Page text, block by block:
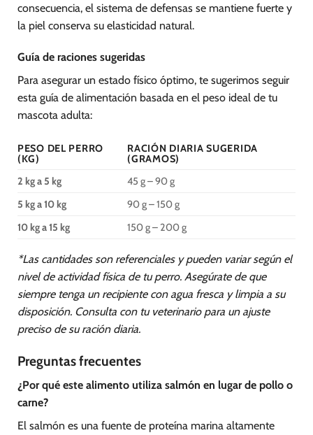
consecuencia, el sistema de defensas se mantiene fuerte y
la piel conserva su elasticidad natural.
Guía de raciones sugeridas
Para asegurar un estado físico óptimo, te sugerimos seguir
esta guía de alimentación basada en el peso ideal de tu
mascota adulta:
PESO DEL PERRO
(KG)
RACIÓN DIARIA SUGERIDA
(GRAMOS)
2 kg a 5 kg
45 g – 90 g
5 kg a 10 kg
90 g – 150 g
10 kg a 15 kg
150 g – 200 g
*Las cantidades son referenciales y pueden variar según el
nivel de actividad física de tu perro. Asegúrate de que
siempre tenga un recipiente con agua fresca y limpia a su
disposición. Consulta con tu veterinario para un ajuste
preciso de su ración diaria.
Preguntas frecuentes
¿Por qué este alimento utiliza salmón en lugar de pollo o
carne?
El salmón es una fuente de proteína marina altamente